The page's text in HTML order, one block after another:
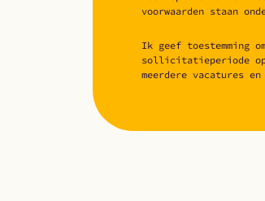
voorwaarden staan
Ik geef toestemming
sollicitatieperiode op
meerdere vacatures